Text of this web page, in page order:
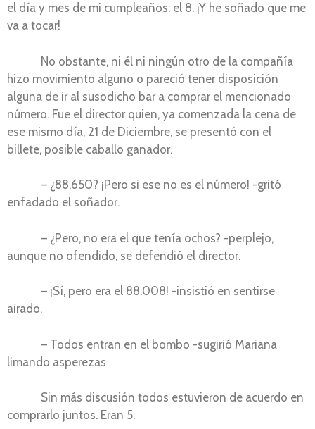
el día y mes de mi cumpleaños: el 8. ¡Y he soñado que me
va a tocar!
No obstante, ni él ni ningún otro de la compañía
hizo movimiento alguno o pareció tener disposición
alguna de ir al susodicho bar a comprar el mencionado
número. Fue el director quien, ya comenzada la cena de
ese mismo día, 21 de Diciembre, se presentó con el
billete, posible caballo ganador.
– ¿88.650? ¡Pero si ese no es el número! -gritó
enfadado el soñador.
– ¿Pero, no era el que tenía ochos? -perplejo,
aunque no ofendido, se defendió el director.
– ¡Sí, pero era el 88.008! -insistió en sentirse
airado.
– Todos entran en el bombo -sugirió Mariana
limando asperezas
Sin más discusión todos estuvieron de acuerdo en
comprarlo juntos. Eran 5.